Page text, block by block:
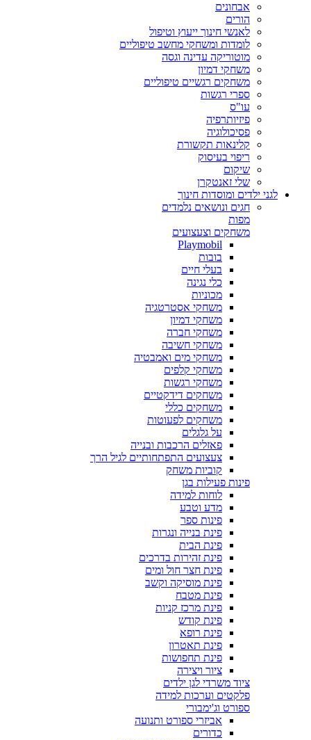
אבחונים
הורים
לאנשי חינוך ייעוץ וטיפול
לומדות ומשחקי מחשב טיפוליים
מוטוריקה עדינה וגסה
משחקי דמיון
משחקים רגשיים טיפוליים
ספרי רגשות
עו"ס
פיזיותרפיה
פסיכולוגיה
קלינאות תקשורת
ריפוי בעיסוק
שיקום
שלי זאנטקרן
לגני ילדים ומוסדות חינוך
חגים ונושאים נלמדים
מפות
משחקים וצעצועים
Playmobil
בובות
בעלי חיים
כלי נגינה
מכוניות
משחקי אסטרטגיה
משחקי דמיון
משחקי חברה
משחקי חשיבה
משחקי מים ואמבטיה
משחקי קלפים
משחקי רגשות
משחקים דידקטיים
משחקים כללי
משחקים לפעוטות
על גלגלים
פאזלים הרכבות ובנייה
צעצועים התפתחותיים לגיל הרך
קוביות משחק
פינות פעילות בגן
לוחות למידה
מדע וטבע
פינות ספר
פינת בנייה ונגרות
פינת הבית
פינת זהירות בדרכים
פינת חצר חול ומים
פינת מוסיקה וקשב
פינת מטבח
פינת מרכז קניות
פינת קודש
פינת רופא
פינת תאטרון
פינת תחפושות
ציור ויצירה
ציוד משרדי לגן ילדים
פלקטים וערכות למידה
ספורט וג'ימבורי
אביזרי ספורט ותנועה
כדורים